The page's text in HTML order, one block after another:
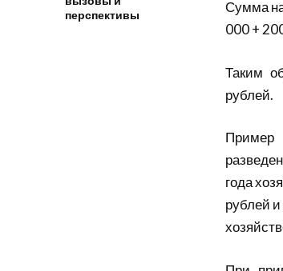
перспективы
Сумма
000 +
Таким
рублей.
Пример
года
рублей